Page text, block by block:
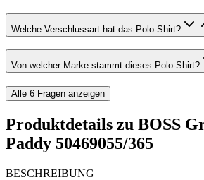
Welche Verschlussart hat das Polo-Shirt?
Von welcher Marke stammt dieses Polo-Shirt?
Alle 6 Fragen anzeigen
Produktdetails zu BOSS
Paddy 50469055/365
BESCHREIBUNG